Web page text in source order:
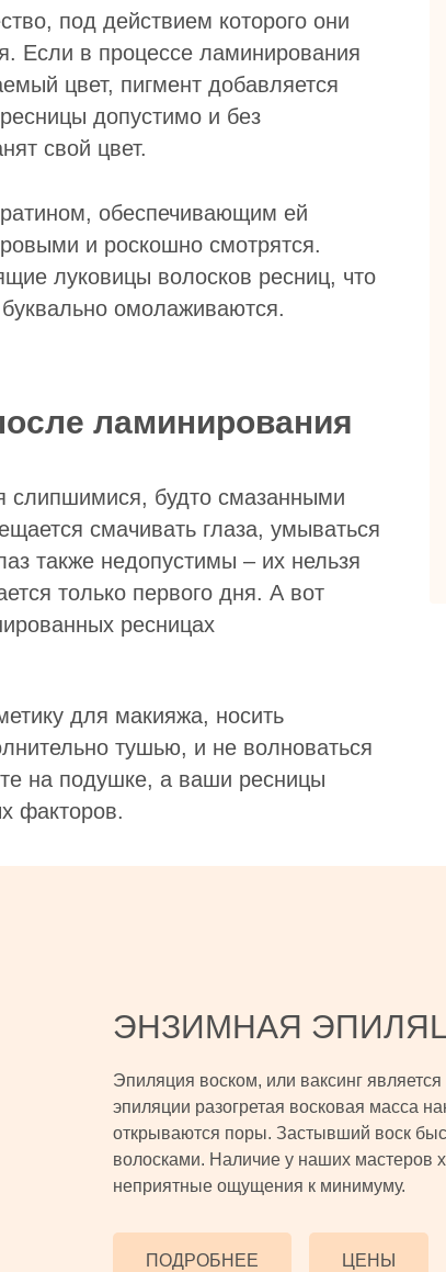
под действием которого они
Если в процессе ламинирования
цвет, пигмент добавляется
допустимо и без
свой цвет.
обеспечивающим ей
и роскошно смотрятся.
луковицы волосков ресниц, что
омолаживаются.
ламинирования
слипшимися, будто смазанными
смачивать глаза, умываться
также недопустимы – их нельзя
только первого дня. А вот
ресницах
для макияжа, носить
тушью, и не волноваться
на подушке, а ваши ресницы
факторов.
ЭНЗИМНАЯ
Эпиляция воском, или ваксинг
эпиляции разогретая восковая масса
открываются поры. Застывший воск
волосками. Наличие у наших мастеров
неприятные ощущения к минимуму.
ПОДРОБНЕЕ ЦЕНЫ